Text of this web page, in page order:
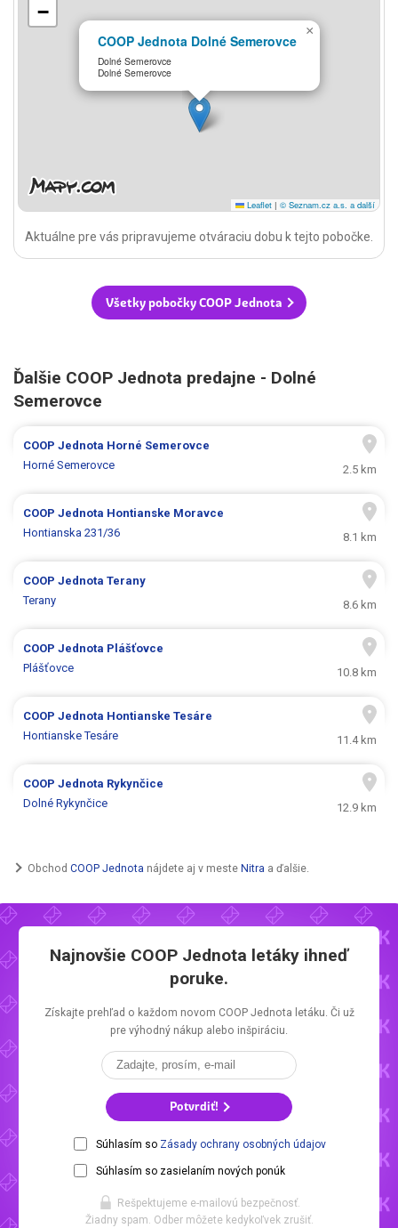
COOP Jednota Dolné Semerovce
Dolné Semerovce
Dolné Semerovce
×
−
Leaflet | © Seznam.cz a.s. a další
Aktuálne pre vás pripravujeme otváraciu dobu k tejto pobočke.
Všetky pobočky COOP Jednota
Ďalšie COOP Jednota predajne - Dolné
Semerovce
COOP Jednota Horné Semerovce
Horné Semerovce
2.5 km
COOP Jednota Hontianske Moravce
Hontianska 231/36
8.1 km
COOP JednotaTerany
Terany
8.6 km
COOP Jednota Plášťovce
Plášťovce
10.8 km
COOP Jednota Hontianske Tesáre
Hontianske Tesáre
11.4 km
COOP Jednota Rykynčice
Dolné Rykynčice
12.9 km
Obchod COOP Jednota nájdete aj v meste Nitra a ďalšie.
Najnovšie COOP Jednota letáky ihneď
poruke.
Získajte prehľad o každom novom COOP Jednota letáku. Či už
pre výhodný nákup alebo inšpiráciu.
Potvrdiť!
Súhlasím so Zásady ochrany osobných údajov
Súhlasím so zasielaním nových ponúk
Rešpektujeme e-mailovú bezpečnosť.
Žiadny spam. Odber môžete kedykoľvek zrušiť.